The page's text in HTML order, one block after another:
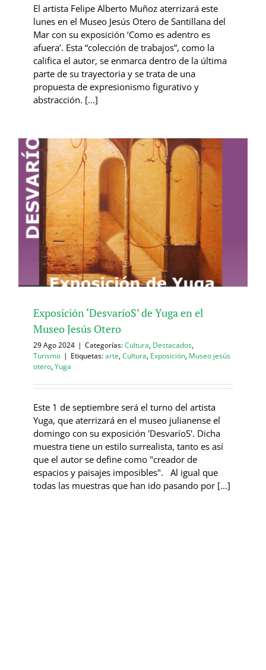
El artista Felipe Alberto Muñoz aterrizará este
lunes en el Museo Jesús Otero de Santillana del
Mar con su exposición ‘Como es adentro es
afuera’. Esta “colección de trabajos”, como la
califica el autor, se enmarca dentro de la última
parte de su trayectoria y se trata de una
propuesta de expresionismo figurativo y
abstracción. [...]
Exposición ‘DesvaríoS’ de Yuga en el
Museo Jesús Otero
29 Ago 2024 | Categorías:Cultura, Destacados,
Turismo | Etiquetas:arte,Cultura, Exposición, Museo jesús
otero,Yuga
Este 1 de septiembre será el turno del artista
Yuga, que aterrizará en el museo julianense el
domingo con su exposición 'DesvaríoS'. Dicha
muestra tiene un estilo surrealista, tanto es así
que el autor se define como "creador de
espacios y paisajes imposibles". Al igual que
todas las muestras que han ido pasando por [...]